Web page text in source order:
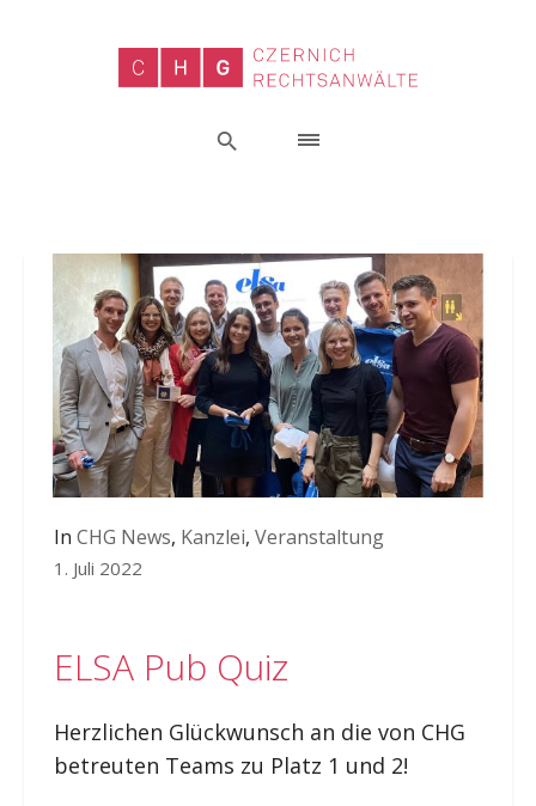
In CHG News, Kanzlei, Veranstaltung
1. Juli 2022
ELSA Pub Quiz
Herzlichen Glückwunsch an die von CHG
betreuten Teams zu Platz 1 und 2!